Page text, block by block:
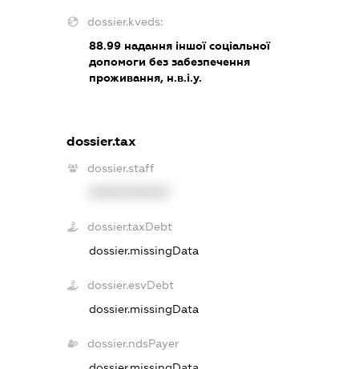
dossier.kveds:
88.99надання іншої соціальної
допомоги без забезпечення
проживання, н.в.і.у.
dossier.tax
dossier.staff
dossier.taxDebt
dossier.missingData
dossier.esvDebt
dossier.missingData
dossier.ndsPayer